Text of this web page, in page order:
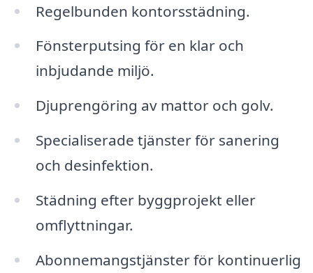
Regelbunden kontorsstädning.
Fönsterputsing för en klar och
inbjudande miljö.
Djuprengöring av mattor och golv.
Specialiserade tjänster för sanering
och desinfektion.
Städning efter byggprojekt eller
omflyttningar.
Abonnemangstjänster för kontinuerlig